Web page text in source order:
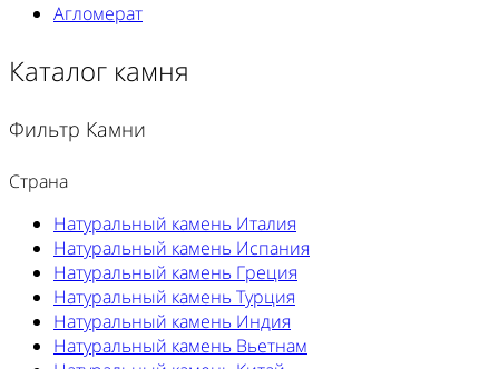
Агломерат
Каталог камня
Фильтр Камни
Страна
Натуральный камень Италия
Натуральный камень Испания
Натуральный камень Греция
Натуральный камень Турция
Натуральный камень Индия
Натуральный камень Вьетнам